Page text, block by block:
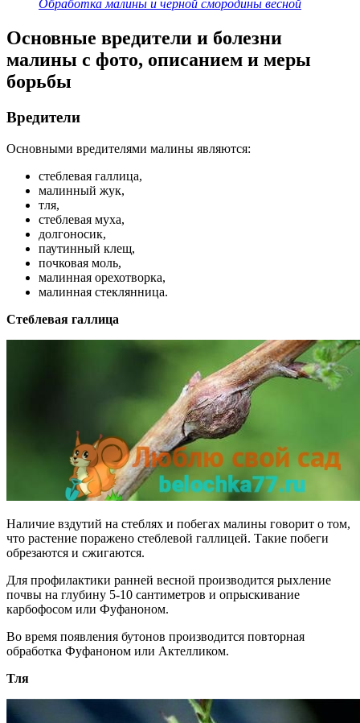
Обработка малины и черной смородины весной
Основные вредители и болезни
малины с фото, описанием и меры
борьбы
Вредители
Основными вредителями малины являются:
стеблевая галлица,
малинный жук,
тля,
стеблевая муха,
долгоносик,
паутинный клещ,
почковая моль,
малинная орехотворка,
малинная стеклянница.
Стеблевая галлица
Наличие вздутий на стеблях и побегах малины говорит о том,
что растение поражено стеблевой галлицей. Такие побеги
обрезаются и сжигаются.
Для профилактики ранней весной производится рыхление
почвы на глубину 5-10 сантиметров и опрыскивание
карбофосом или Фуфаноном.
Во время появления бутонов производится повторная
обработка Фуфаноном или Актелликом.
Тля